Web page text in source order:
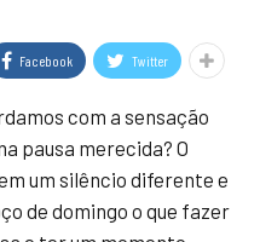
Facebook Twitter
com a sensação
pausa merecida? O
um silêncio diferente e
de domingo o que fazer